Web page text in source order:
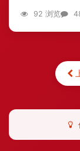
92 浏览